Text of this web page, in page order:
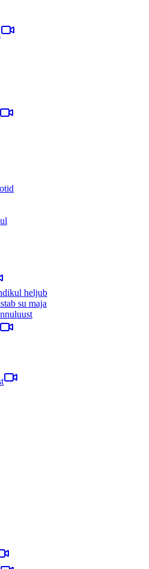
heljub
su maja